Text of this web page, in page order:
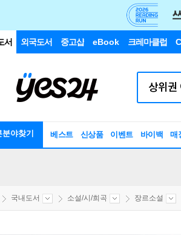
서 외국도서 중고샵 eBook 크레마클럽
분야찾기 베스트 신상품 이벤트 바이백 매
국내도서 소설/시/희곡 장르소설